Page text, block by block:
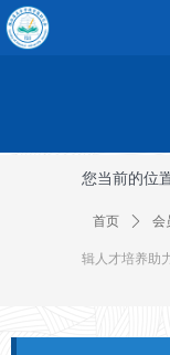
您当前的位
首页 ꄲ 会
辑人才培养助